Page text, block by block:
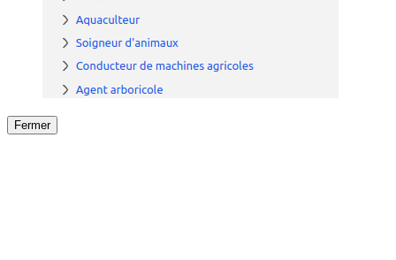
Fermer